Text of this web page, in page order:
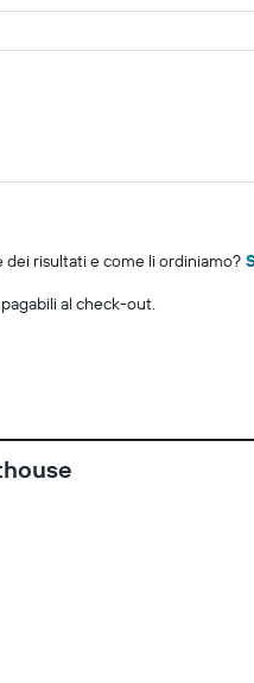
risultati e come li ordiniamo?
al check-out.